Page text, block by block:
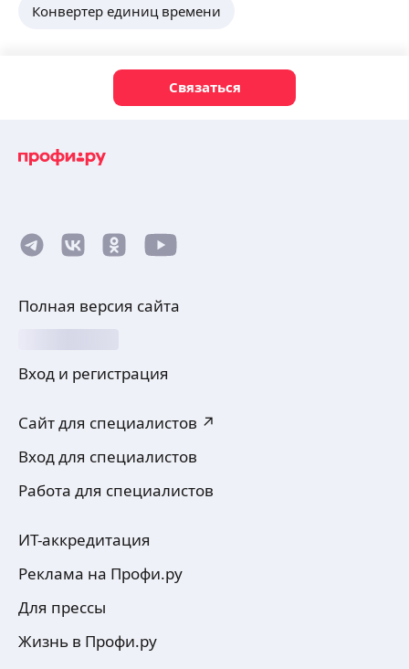
Конвертер единиц времени
Связаться
Полная версия сайта
Вход и регистрация
Сайт для специалистов ↗
Вход для специалистов
Работа для специалистов
ИТ-аккредитация
Реклама на Профи.ру
Для прессы
Жизнь в Профи.ру